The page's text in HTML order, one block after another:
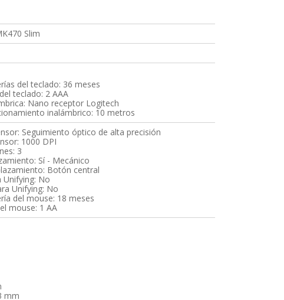
Slim
del teclado: 36 meses
teclado: 2 AAA
Nano receptor Logitech
inalámbrico: 10 metros
Seguimiento óptico de alta precisión
1000 DPI
3
Sí - Mecánico
Botón central
Unifying: No
Unifying: No
del mouse: 18 meses
mouse: 1 AA
mm